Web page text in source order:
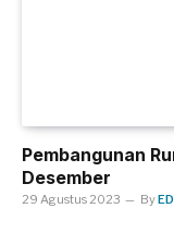
Pembangunan
Desember
29 Agustus 2023 By